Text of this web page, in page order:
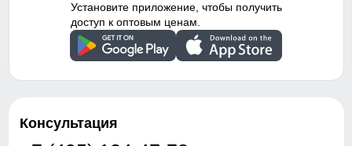
Установите приложение, чтобы получить
доступ к оптовым ценам.
Консультация